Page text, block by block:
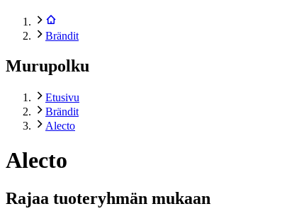
Brändit
Murupolku
Etusivu
Brändit
Alecto
Alecto
Rajaa tuoteryhmän mukaan